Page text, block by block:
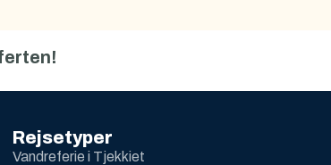
Rejsetyper
Vandreferie i Tjekkiet